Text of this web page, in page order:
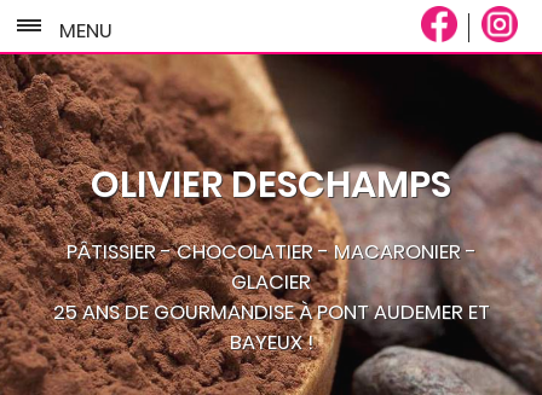
MENU
OLIVIER DESCHAMPS
PÂTISSIER - CHOCOLATIER - MACARONIER -
GLACIER
25 ANS DE GOURMANDISE À PONT AUDEMER ET
BAYEUX !